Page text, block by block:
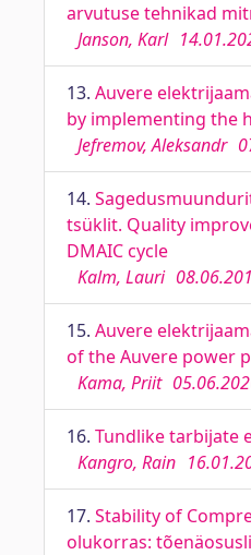
arvutuse tehnikad
Janson, Karl
13. Auvere
by implementing the
Jefremov, Aleksandr
14.
tsüklit. Quality
DMAIC cycle
Kalm, Lauri
15. Auvere
of the Auvere power
Kama, Priit
16. Tundlike tarbijate
Kangro, Rain
17. Stability of
olukorras: